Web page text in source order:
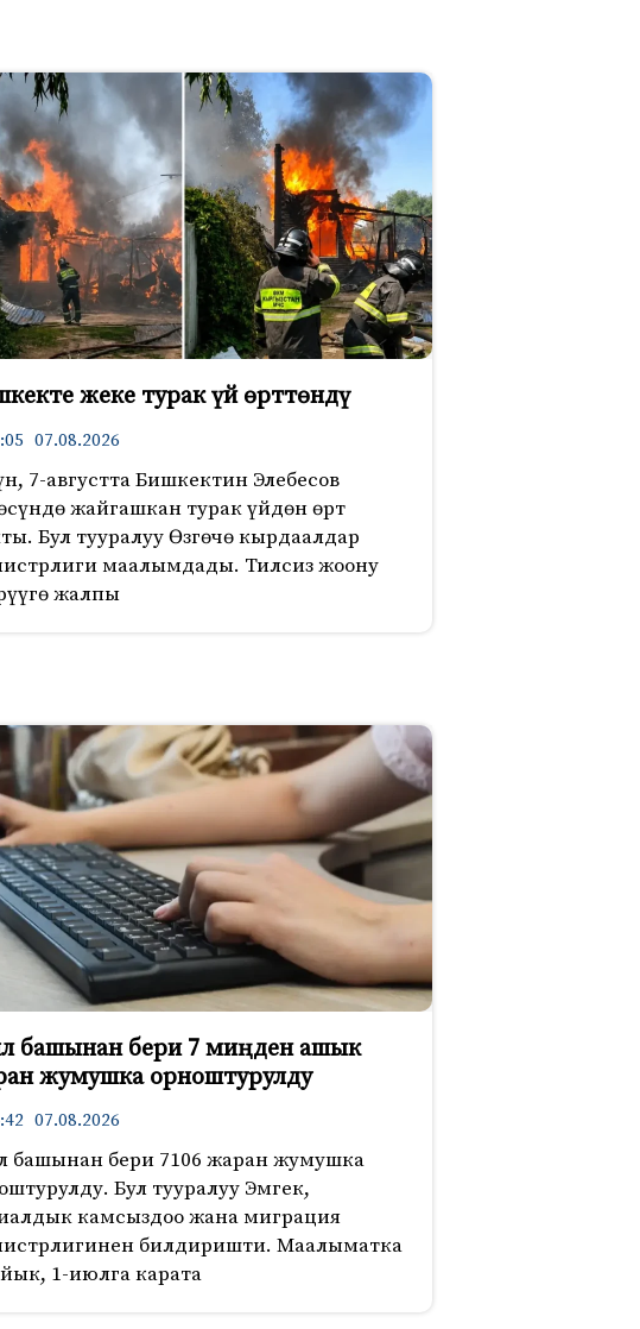
жеке турак үй өрттөндү
07.08.2026
7-августта Бишкектин Элебесов
жайгашкан турак үйдөн өрт
Бул тууралуу Өзгөчө кырдаалдар
маалымдады. Тилсиз жоону
жалпы
башынан бери 7 миңден ашык
жумушка орноштурулду
07.08.2026
башынан бери 7106 жаран жумушка
Бул тууралуу Эмгек,
камсыздоо жана миграция
билдиришти. Маалыматка
1-июлга карата